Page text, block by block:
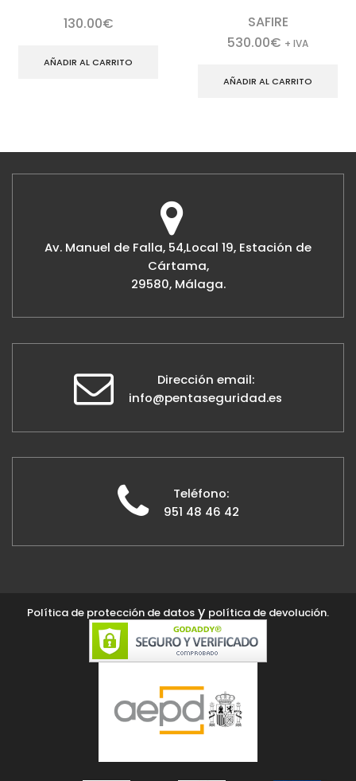
130.00€
AÑADIR AL CARRITO
SAFIRE
530.00€ + IVA
AÑADIR AL CARRITO
Av. Manuel de Falla, 54,Local 19, Estación de
Cártama,
29580, Málaga.
Dirección email:
info@pentaseguridad.es
Teléfono:
951 48 46 42
Política de protección de datos y política de devolución.